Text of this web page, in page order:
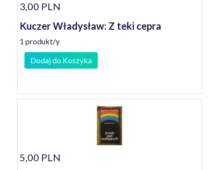
3,00 PLN
Kuczer Władysław: Z teki cepra
1 produkt/y
Dodaj do Koszyka
5,00 PLN